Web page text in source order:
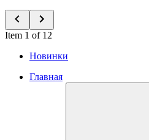
Item 1 of 12
Новинки
Главная